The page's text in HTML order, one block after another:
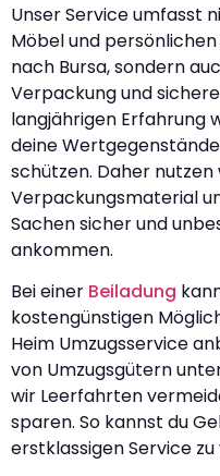
Unser Service umfasst
Möbel und
nach Bursa, sondern
Verpackung und
langjährigen Erfahrung
deine
schützen. Daher
Verpackungsmaterial
Sachen sicher und
ankommen.
Bei einer Beiladung
kostengünstigen
Heim Umzugsservice
von Umzugsgütern
wir Leerfahrten
sparen. So kannst du
erstklassigen Service